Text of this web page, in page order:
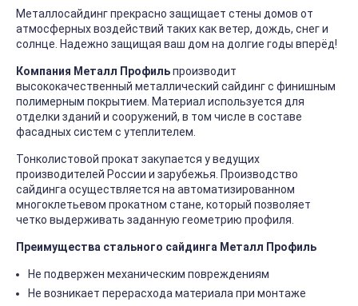
Металлосайдинг прекрасно защищает стены домов от
атмосферных воздействий таких как ветер, дождь, снег и
солнце. Надежно защищая ваш дом на долгие годы вперёд!
Компания Металл Профильпроизводит
высококачественный металлический сайдинг с финишным
полимерным покрытием. Материал используется для
отделки зданий и сооружений, в том числе в составе
фасадных систем с утеплителем.
Тонколистовой прокат закупается у ведущих
производителей России и зарубежья. Производство
сайдинга осуществляется на автоматизированном
многоклетьевом прокатном стане, который позволяет
четко выдерживать заданную геометрию профиля.
Преимущества стального сайдинга Металл Профиль
Не подвержен механическим повреждениям
Не возникает перерасхода материала при монтаже